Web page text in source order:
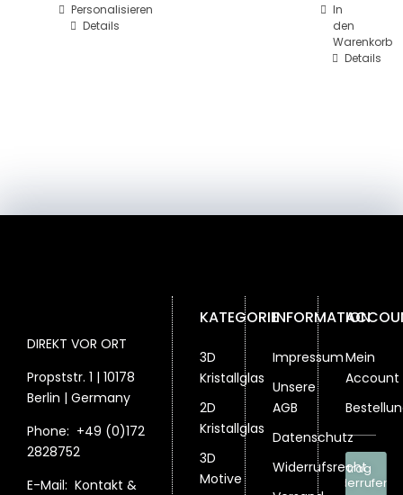
Personalisieren
Details
In
den
Warenkorb
Details
DIREKT VOR ORT
Propststr. 1 | 10178
Berlin | Germany
Phone: +49 (0)172
2828752
E-Mail: Kontakt &
KATEGORIE
3D
Kristallglas
2D
Kristallglas
3D
Motive
INFORMATION
Impressum
Unsere
AGB
Datenschutz
Widerrufsrecht
Mein
Account
Vertrag
widerrufen